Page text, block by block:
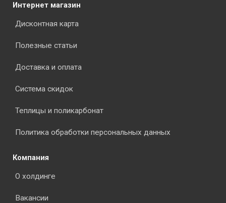
Интернет магазин
Дисконтная карта
Полезные статьи
Доставка и оплата
Система скидок
Теплицы и поликарбонат
Политика обработки персональных данных
Компания
О холдинге
Вакансии